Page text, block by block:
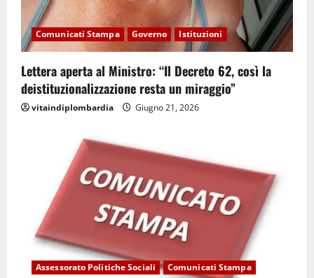
Comunicati Stampa Governo Istituzioni
Lettera aperta al Ministro: “Il Decreto 62, così la
deistituzionalizzazione resta un miraggio”
vitaindiplombardia Giugno 21, 2026
Assessorato Politiche Sociali
Comunicati Stampa